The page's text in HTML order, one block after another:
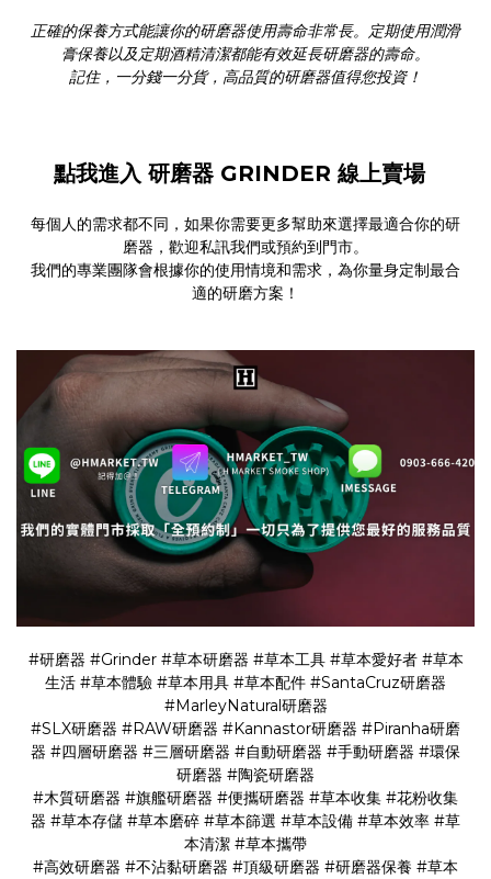
正確的保養方式能讓你的研磨器使用壽命非常長。定期使用潤滑
膏保養以及定期酒精清潔都能有效延長研磨器的壽命。
記住，一分錢一分貨，高品質的研磨器值得您投資！
點我進入 研磨器 GRINDER 線上賣場
每個人的需求都不同，如果你需要更多幫助來選擇最適合你的研
磨器，歡迎私訊我們或預約到門市。
我們的專業團隊會根據你的使用情境和需求，為你量身定制最合
適的研磨方案！
#研磨器 #Grinder #草本研磨器 #草本工具 #草本愛好者 #草本
生活 #草本體驗 #草本用具 #草本配件 #SantaCruz研磨器
#MarleyNatural研磨器
#SLX研磨器 #RAW研磨器 #Kannastor研磨器 #Piranha研磨
器 #四層研磨器 #三層研磨器 #自動研磨器 #手動研磨器 #環保
研磨器 #陶瓷研磨器
#木質研磨器 #旗艦研磨器 #便攜研磨器 #草本收集 #花粉收集
器 #草本存儲 #草本磨碎 #草本篩選 #草本設備 #草本效率 #草
本清潔 #草本攜帶
#高效研磨器 #不沾黏研磨器 #頂級研磨器 #研磨器保養 #草本